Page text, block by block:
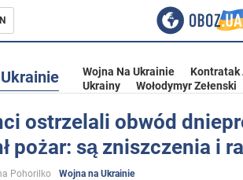
Wojna Na Ukrainie Kontratak
Ukrainy
Wołodymyr Zełenski
ostrzelali obwód
pożar: są zniszczenia i
Pohorilko
Wojna na Ukrainie